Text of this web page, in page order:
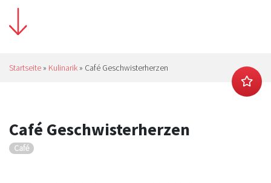
Startseite » Kulinarik » Café Geschwisterherzen
Café Geschwisterherzen
Café